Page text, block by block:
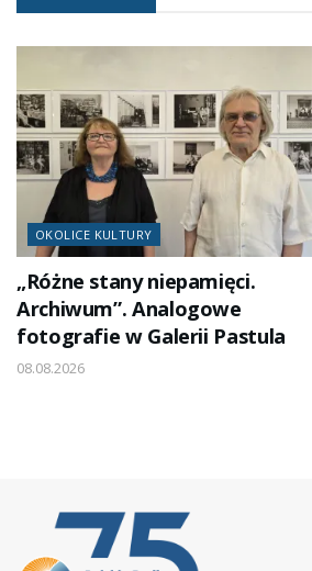
OKOLICE KULTURY
„Różne stany niepamięci.
Archiwum”. Analogowe
fotografie w Galerii Pastula
08.08.2026